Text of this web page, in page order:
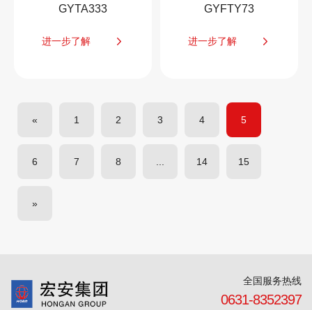
GYTA333
进一步了解
GYFTY73
进一步了解
« 1 2 3 4 5
6 7 8 14 15
»
全国服务热线
0631-8352397